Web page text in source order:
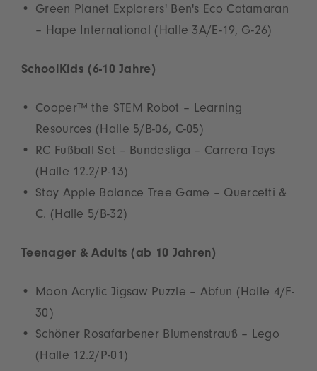
Green Planet Explorers' Ben's Eco Catamaran
– Hape International (Halle 3A/E-19, G-26)
SchoolKids (6-10 Jahre)
Cooper™ the STEM Robot – Learning
Resources (Halle 5/B-06, C-05)
RC Fußball Set – Bundesliga – Carrera Toys
(Halle 12.2/P-13)
Stay Apple Balance Tree Game – Quercetti &
C. (Halle 5/B-32)
Teenager & Adults (ab 10 Jahren)
Moon Acrylic Jigsaw Puzzle – Abfun (Halle 4/F-
30)
Schöner Rosafarbener Blumenstrauß – Lego
(Halle 12.2/P-01)